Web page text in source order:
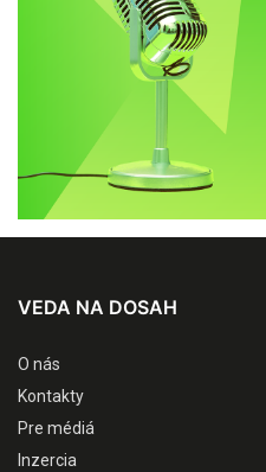
VEDA NA DOSAH
O nás
Kontakty
Pre médiá
Inzercia